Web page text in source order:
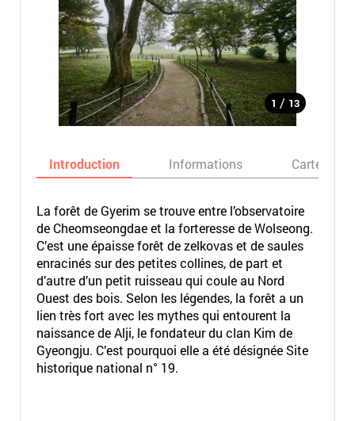
1 / 13
Introduction Informations Carte
La forêt de Gyerim se trouve entre l’observatoire
de Cheomseongdae et la forteresse de Wolseong.
C’est une épaisse forêt de zelkovas et de saules
enracinés sur des petites collines, de part et
d’autre d’un petit ruisseau qui coule au Nord
Ouest des bois. Selon les légendes, la forêt a un
lien très fort avec les mythes qui entourent la
naissance de Alji, le fondateur du clan Kim de
Gyeongju. C’est pourquoi elle a été désignée Site
historique national n° 19.